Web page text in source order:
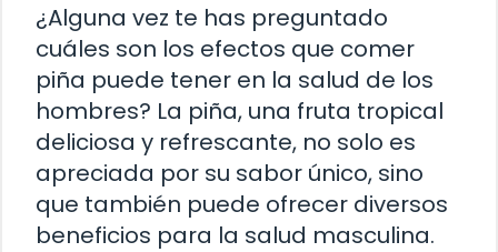
¿Alguna vez te has preguntado
cuáles son los efectos que comer
piña puede tener en la salud de los
hombres? La piña, una fruta tropical
deliciosa y refrescante, no solo es
apreciada por su sabor único, sino
que también puede ofrecer diversos
beneficios para la salud masculina.